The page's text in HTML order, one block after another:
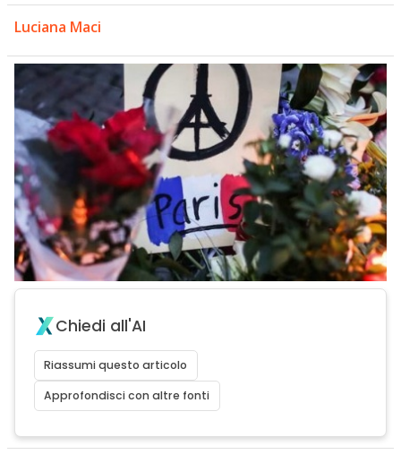
Luciana Maci
Chiedi all'AI
Riassumi questo articolo
Approfondisci con altre fonti